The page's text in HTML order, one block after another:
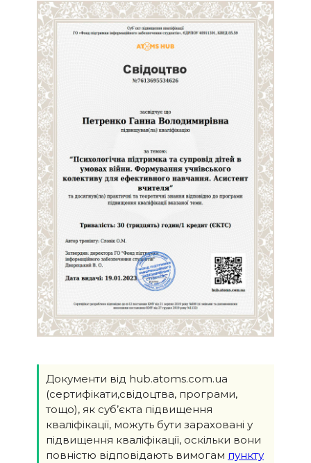
Документи від hub.atoms.com.ua
(сертифікати,свідоцтва, програми,
тощо), як суб’єкта підвищення
кваліфікації, можуть бути зараховані у
підвищення кваліфікації, оскільки вони
повністю відповідають вимогам пункту